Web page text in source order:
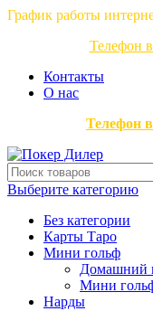
График работы
Телефон
Контакты
О нас
Телефон
Выберите категорию
Без категории
Карты Таро
Мини гольф
Домашний
Мини
Нарды